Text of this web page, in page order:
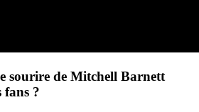
sourire de Mitchell Barnett
fans ?